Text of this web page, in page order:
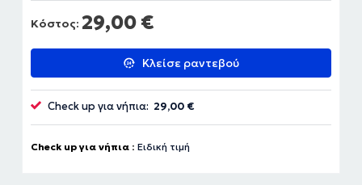
Κόστος: 29,00 €
Κλείσε ραντεβού
Check up για νήπια: 29,00 €
Check up για νήπια : Ειδική τιμή